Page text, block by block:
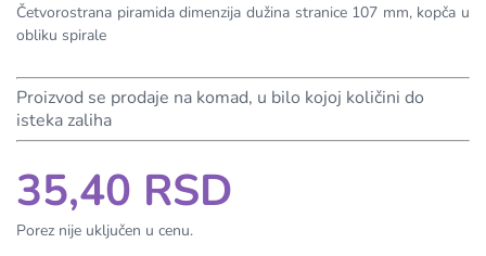
Četvorostrana piramida dimenzija dužina stranice 107 mm, kopča u
obliku spirale
Proizvod se prodaje na komad, u bilo kojoj količini do
isteka zaliha
35,40 RSD
Porez nije uključen u cenu.